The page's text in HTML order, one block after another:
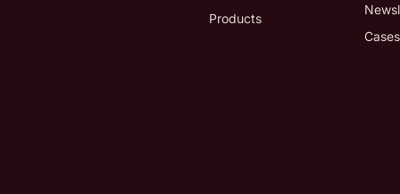
Products
Cases